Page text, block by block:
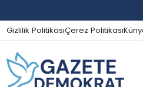
Gizlilik PolitikasıÇerez Politikası